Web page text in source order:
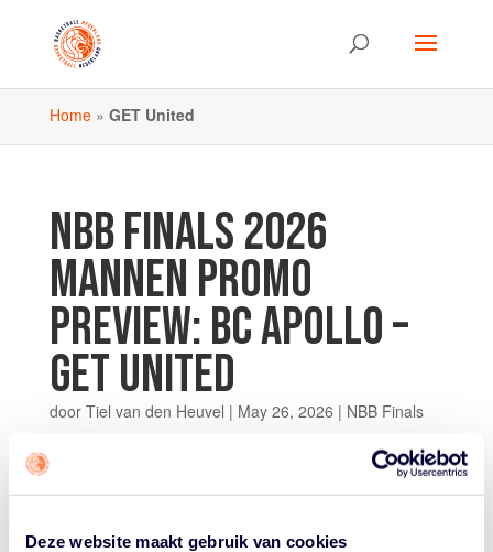
Deze website maakt gebruik van cookies
Home» GET United
NBB FINALS 2026
MANNEN PROMO
PREVIEW: BC APOLLO –
GET UNITED
door Tiel van den Heuvel | May 26, 2026 | NBB Finals
BC Apollo staat in de finale van de Mannen
wedstrijd. Maar áls het close was… Dan was het tegen